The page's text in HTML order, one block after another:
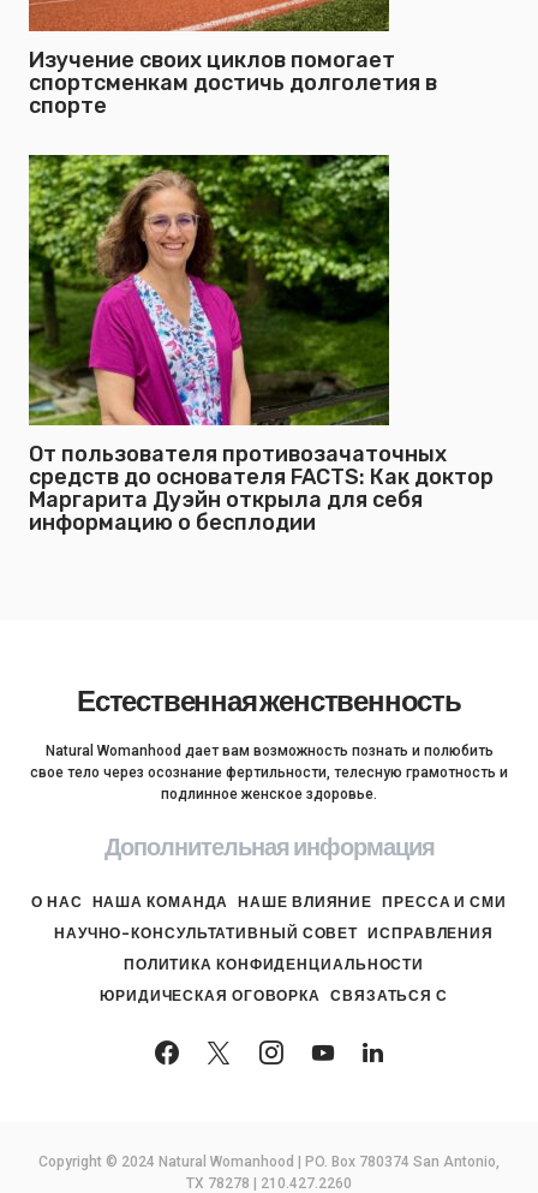
Изучение своих циклов помогает
спортсменкам достичь долголетия в
спорте
От пользователя противозачаточных
средств до основателя FACTS: Как доктор
Маргарита Дуэйн открыла для себя
информацию о бесплодии
Естественная женственность
Natural Womanhood дает вам возможность познать и полюбить
свое тело через осознание фертильности, телесную грамотность и
подлинное женское здоровье.
Дополнительная информация
О НАС НАША КОМАНДА НАШЕ ВЛИЯНИЕ
ПРЕССА И СМИ
НАУЧНО-КОНСУЛЬТАТИВНЫЙ СОВЕТ ИСПРАВЛЕНИЯ
ПОЛИТИКА КОНФИДЕНЦИАЛЬНОСТИ
ЮРИДИЧЕСКАЯ ОГОВОРКА
СВЯЗАТЬСЯ С
Copyright © 2024 Natural Womanhood | PO. Box 780374 San Antonio,
TX 78278 | 210.427.2260